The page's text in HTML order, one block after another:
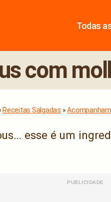
Todas
com
Receitas Salgadas »
esse é um